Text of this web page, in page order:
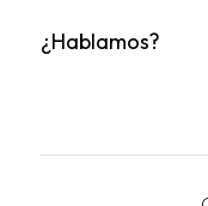
¿Hablamos?